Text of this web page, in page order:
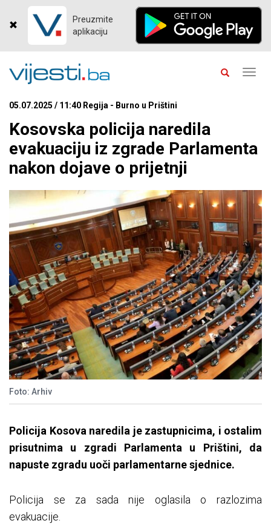
Preuzmite
aplikaciju
05.07.2025 / 11:40 Regija - Burno u Prištini
Kosovska policija naredila
evakuaciju iz zgrade Parlamenta
nakon dojave o prijetnji
Foto: Arhiv
Policija Kosova naredila je zastupnicima, i ostalim
prisutnima u zgradi Parlamenta u Prištini, da
napuste zgradu uoči parlamentarne sjednice.
Policija se za sada nije oglasila o razlozima
evakuacije.